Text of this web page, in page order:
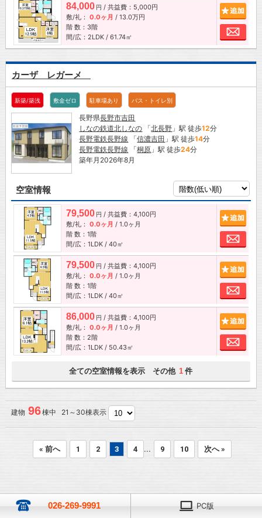
84,000 円 / 共益費：5,000円
敷/礼： 0.0ヶ月 / 13.0万円
階 数：3階
間/広：2LDK / 61.74㎡
追加
お
カーザ レガーメ
新築/築浅 敷金ゼロ 駐車場あり バス・トイレ別
長野県長野市吉田
しなの鉄道北しなの 「北長野 」駅 徒歩12分
長野電鉄長野線 「信濃吉田 」駅 徒歩14分
長野電鉄長野線 「桐原 」駅 徒歩24分
築年月2026年8月
空室情報
79,500 円 / 共益費：4,100円
敷/礼： 0.0ヶ月 / 1.0ヶ月
階 数：1階
間/広：1LDK / 40㎡
お
79,500 円 / 共益費：4,100円
敷/礼： 0.0ヶ月 / 1.0ヶ月
階 数：1階
間/広：1LDK / 40㎡
お
86,000 円 / 共益費：4,100円
敷/礼： 0.0ヶ月 / 1.0ヶ月
階 数：2階
間/広：1LDK / 50.43㎡
お
全ての空室情報を表示 その他 1 件
建物 96棟中 21～30棟表示
« 前へ 1 2 3 4 ... 9 10 次へ »
026-269-9991 PC版